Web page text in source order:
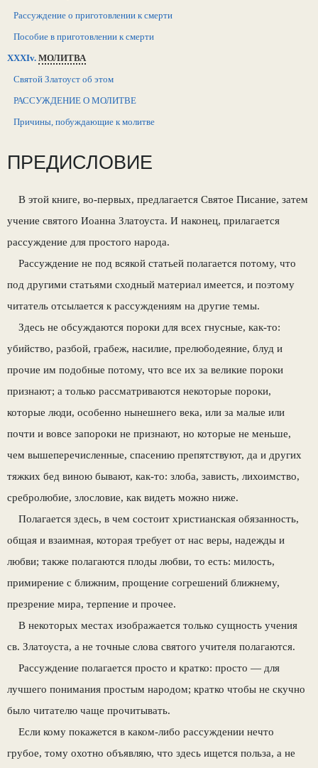
Рассуждение о приготовлении к смерти
Пособие в приготовлении к смерти
XXXIv. МОЛИТВА
Святой Златоуст об этом
РАССУЖДЕНИЕ О МОЛИТВЕ
Причины, побуждающие к молитве
ПРЕДИСЛОВИЕ
В этой книге, во-первых, предлагается Святое Писание, затем
учение святого Иоанна Златоуста. И наконец, прилагается
рассуждение для простого народа.
Рассуждение не под всякой статьей полагается потому, что
под другими статьями сходный материал имеется, и поэтому
читатель отсылается к рассуждениям на другие темы.
Здесь не обсуждаются пороки для всех гнусные, как-то:
убийство, разбой, грабеж, насилие, прелюбодеяние, блуд и
прочие им подобные потому, что все их за великие пороки
признают; а только рассматриваются некоторые пороки,
которые люди, особенно нынешнего века, или за малые или
почти и вовсе запороки не признают, но которые не меньше,
чем вышеперечисленные, спасению препятствуют, да и других
тяжких бед виною бывают, как-то: злоба, зависть, лихоимство,
сребролюбие, злословие, как видеть можно ниже.
Полагается здесь, в чем состоит христианская обязанность,
общая и взаимная, которая требует от нас веры, надежды и
любви; также полагаются плоды любви, то есть: милость,
примирение с ближним, прощение согрешений ближнему,
презрение мира, терпение и прочее.
В некоторых местах изображается только сущность учения
св. Златоуста, а не точные слова святого учителя полагаются.
Рассуждение полагается просто и кратко: просто — для
лучшего понимания простым народом; кратко чтобы не скучно
было читателю чаще прочитывать.
Если кому покажется в каком-либо рассуждении нечто
грубое, тому охотно объявляю, что здесь ищется польза, а не